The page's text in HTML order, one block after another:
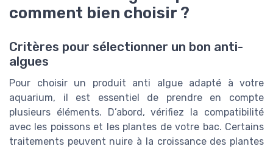
comment bien choisir ?
Critères pour sélectionner un bon anti-
algues
Pour choisir un produit anti algue adapté à votre
aquarium, il est essentiel de prendre en compte
plusieurs éléments. D’abord, vérifiez la compatibilité
avec les poissons et les plantes de votre bac. Certains
traitements peuvent nuire à la croissance des plantes